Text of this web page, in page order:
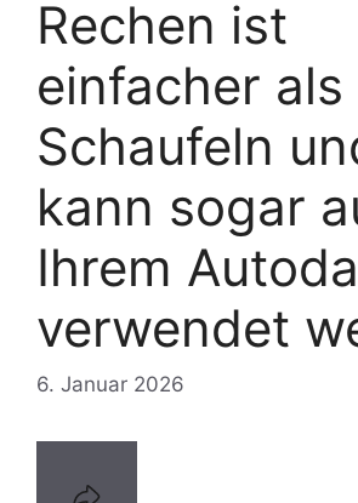
Rechen ist
einfacher als
Schaufeln
kann sogar
Ihrem
verwendet
6. Januar 2026